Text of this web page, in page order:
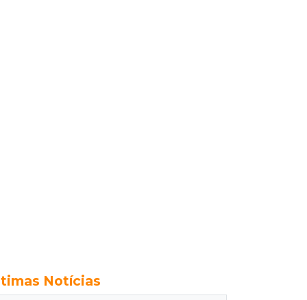
Notícias